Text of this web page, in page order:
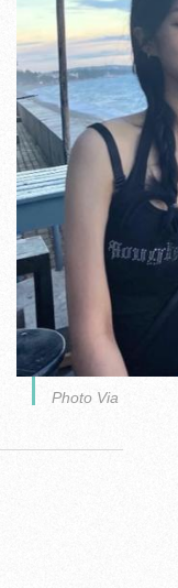
Photo Via